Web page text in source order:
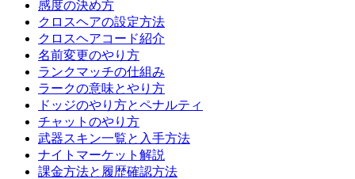
感度の決め方
クロスヘアの設定方法
クロスヘアコード紹介
名前変更のやり方
ランクマッチの仕組み
ラークの意味とやり方
ドッジのやり方とペナルティ
チャットのやり方
武器スキン一覧と入手方法
ナイトマーケット解説
課金方法と履歴確認方法